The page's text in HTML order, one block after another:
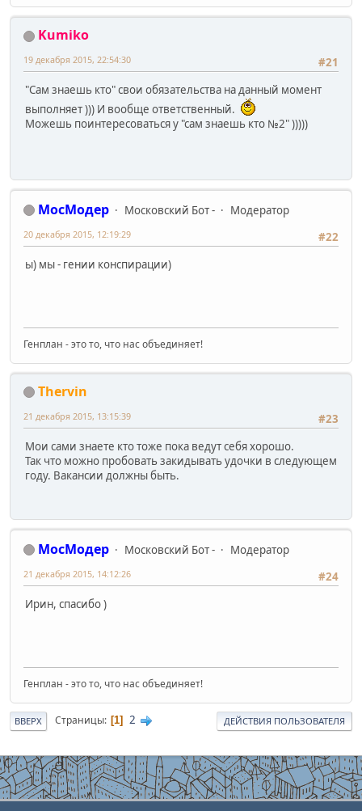
Kumiko
#21
19 декабря 2015, 22:54:30
"Сам знаешь кто" свои обязательства на данный момент
выполняет ))) И вообще ответственный.
Можешь поинтересоваться у "сам знаешь кто №2" )))))
МосМодер Московский Бот -
Модератор
#22
20 декабря 2015, 12:19:29
ы) мы - гении конспирации)
Генплан - это то, что нас объединяет!
Thervin
#23
21 декабря 2015, 13:15:39
Мои сами знаете кто тоже пока ведут себя хорошо.
Так что можно пробовать закидывать удочки в следующем
году. Вакансии должны быть.
МосМодер Московский Бот -
Модератор
#24
21 декабря 2015, 14:12:26
Ирин, спасибо )
Генплан - это то, что нас объединяет!
ВВЕРХ Страницы 1 2 ДЕЙСТВИЯ ПОЛЬЗОВАТЕЛЯ